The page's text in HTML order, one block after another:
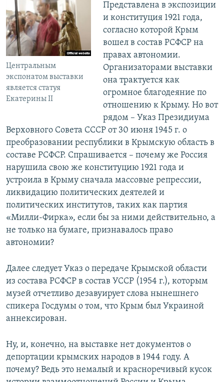
Центральным
экспонатом выставки
является статуя
Екатерины ІІ
Представлена в экспозиции
и конституция 1921 года,
согласно которой Крым
вошел в состав РСФСР на
правах автономии.
Организаторами выставки
она трактуется как
огромное благодеяние по
отношению к Крыму. Но вот
рядом – Указ Президиума
Верховного Совета СССР от 30 июня 1945 г. о
преобразовании республики в Крымскую область в
составе РСФСР. Спрашивается – почему же Россия
нарушила свою же конституцию 1921 года и
устроила в Крыму сначала массовые репрессии,
ликвидацию политических деятелей и
политических институтов, таких как партия
«Милли-Фирка», если бы за ними действительно, а
не только на бумаге, признавалось право
автономии?
Далее следует Указ о передаче Крымской области
из состава РСФСР в состав УССР (1954 г.), которым
музей отчетливо дезавуирует слова нынешнего
спикера Госдумы о том, что Крым был Украиной
аннексирован.
Ну, и, конечно, на выставке нет документов о
депортации крымских народов в 1944 году. А
почему? Ведь это немалый и красноречивый кусок